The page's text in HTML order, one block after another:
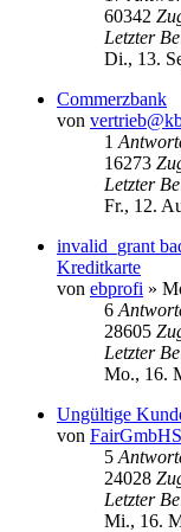
60342
Letzter
Di., 13.
Commerzbank
von
1
16273
Letzter
Fr., 12.
invalid_grant
Kreditkarte
von ebprofi »
6
28605
Letzter
Mo., 16.
Ungültige
von
5
24028
Letzter
Mi., 16.